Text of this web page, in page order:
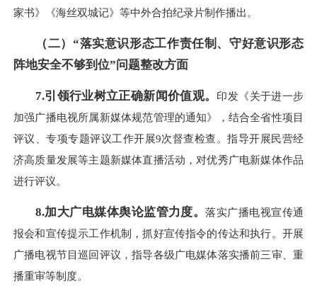
家书》《海丝双城记》等中外合拍纪录片制作播出。
（二）“落实意识形态工作责任制、守好意识形态
阵地安全不够到位”问题整改方面
7.引领行业树立正确新闻价值观。 印发《关于进一步
加强广播电视所属新媒体规范管理的通知》，结合全省性项目
评议、专项专题评议工作开展9次督查检查。指导开展民营经
济高质量发展等主题新媒体直播活动，对优秀广电新媒体作品
进行评议。
8.加大广电媒体舆论监管力度。落实广播电视宣传通
报会和宣传提示工作机制，抓好宣传指令的传达和执行。开展
广播电视节目巡回评议，指导各级广电媒体落实播前三审、重
播重审等制度。